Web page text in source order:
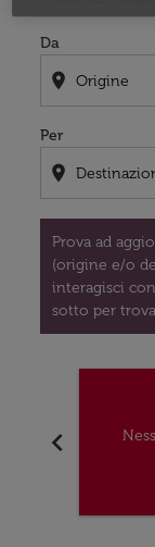
Da
location_on
Per
location_on
Prova ad
(origine e/o
interagisci
sotto per
chevron_left